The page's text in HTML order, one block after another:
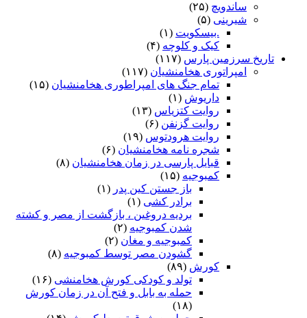
ساندویچ (۲۵)
شیرینی (۵)
.بیسکویت (۱)
کیک و کلوچه (۴)
تاریخ سرزمین پارس (۱۱۷)
امپراتوری هخامنشیان (۱۱۷)
تمام جنگ های امپراطوری هخامنشیان (۱۵)
داریوش (۱)
روایت کتزیاس (۱۳)
روایت گزنفن (۶)
روایت هرودتوس (۱۹)
شجره نامه هخامنشیان (۶)
قبایل پارسی در زمان هخامنشیان (۸)
کمبوجیه (۱۵)
باز جستن کین پدر (۱)
برادر کشی (۱)
بردیه دروغین ، بازگشت از مصر و کشته
شدن کمبوجیه (۲)
کمبوجیه و مغان (۲)
گشودن مصر توسط کمبوجیه (۸)
کورش (۸۹)
تولد و کودکی کورش هخامنشی (۱۶)
حمله به بابل و فتح آن در زمان کورش
(۱۸)